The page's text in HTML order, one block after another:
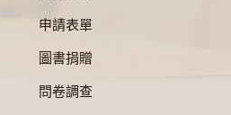
申請表單
圖書捐贈
問卷調查